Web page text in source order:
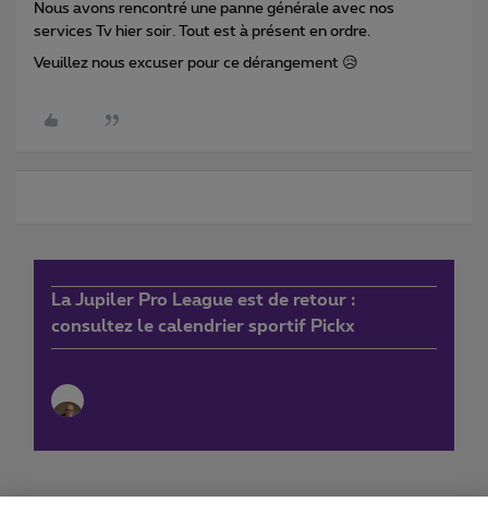
Nous avons rencontré une panne générale avec nos
services Tv hier soir. Tout est à présent en ordre.
Veuillez nous excuser pour ce dérangement 😥
La Jupiler Pro League est de retour :
consultez le calendrier sportif Pickx